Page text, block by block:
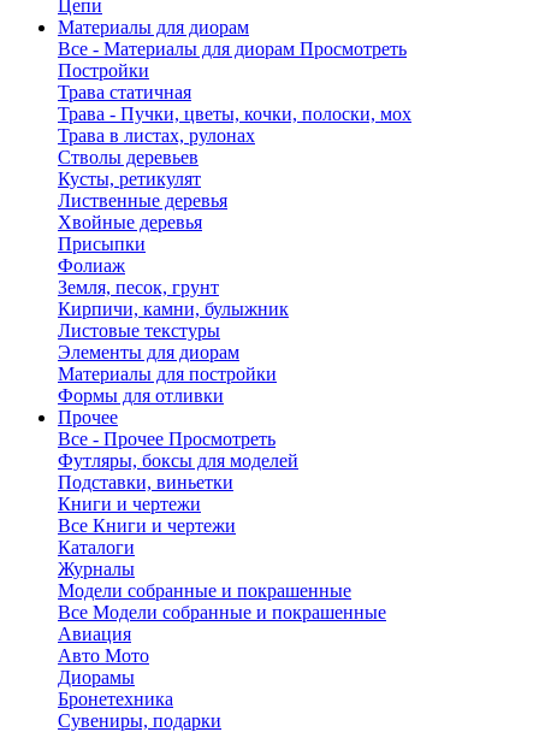
Цепи
Материалы для диорам
Все - Материалы для диорам Просмотреть
Постройки
Трава статичная
Трава - Пучки, цветы, кочки, полоски, мох
Трава в листах, рулонах
Стволы деревьев
Кусты, ретикулят
Лиственные деревья
Хвойные деревья
Присыпки
Фолиаж
Земля, песок, грунт
Кирпичи, камни, булыжник
Листовые текстуры
Элементы для диорам
Материалы для постройки
Формы для отливки
Прочее
Все - Прочее Просмотреть
Футляры, боксы для моделей
Подставки, виньетки
Книги и чертежи
Все Книги и чертежи
Каталоги
Журналы
Модели собранные и покрашенные
Все Модели собранные и покрашенные
Авиация
Авто Мото
Диорамы
Бронетехника
Сувениры, подарки